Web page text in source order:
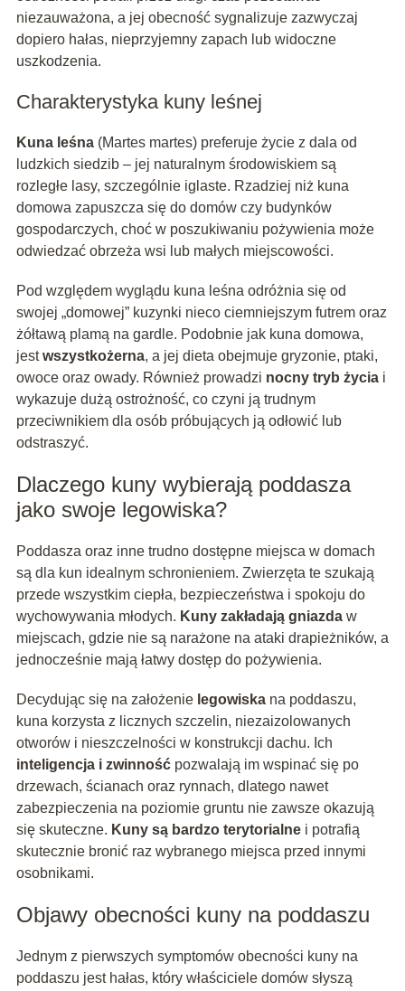
niezauważona, a jej obecność sygnalizuje zazwyczaj
dopiero hałas, nieprzyjemny zapach lub widoczne
uszkodzenia.
Charakterystyka kuny leśnej
Kuna leśna(Martes martes) preferuje życie z dala od
ludzkich siedzib – jej naturalnym środowiskiem są
rozległe lasy, szczególnie iglaste. Rzadziej niż kuna
domowa zapuszcza się do domów czy budynków
gospodarczych, choć w poszukiwaniu pożywienia może
odwiedzać obrzeża wsi lub małych miejscowości.
Pod względem wyglądu kuna leśna odróżnia się od
swojej „domowej” kuzynki nieco ciemniejszym futrem oraz
żółtawą plamą na gardle. Podobnie jak kuna domowa,
jestwszystkożerna, a jej dieta obejmuje gryzonie, ptaki,
owoce oraz owady. Również prowadzi nocny tryb życiai
wykazuje dużą ostrożność, co czyni ją trudnym
przeciwnikiem dla osób próbujących ją odłowić lub
odstraszyć.
Dlaczego kuny wybierają poddasza
jako swoje legowiska?
Poddasza oraz inne trudno dostępne miejsca w domach
są dla kun idealnym schronieniem. Zwierzęta te szukają
przede wszystkim ciepła, bezpieczeństwa i spokoju do
wychowywania młodych. Kuny zakładają gniazdaw
miejscach, gdzie nie są narażone na ataki drapieżników, a
jednocześnie mają łatwy dostęp do pożywienia.
Decydując się na założenie legowiskana poddaszu,
kuna korzysta z licznych szczelin, niezaizolowanych
otworów i nieszczelności w konstrukcji dachu. Ich
inteligencja i zwinnośćpozwalają im wspinać się po
drzewach, ścianach oraz rynnach, dlatego nawet
zabezpieczenia na poziomie gruntu nie zawsze okazują
się skuteczne. Kuny są bardzo terytorialnei potrafią
skutecznie bronić raz wybranego miejsca przed innymi
osobnikami.
Objawy obecności kuny na poddaszu
Jednym z pierwszych symptomów obecności kuny na
poddaszu jest hałas, który właściciele domów słyszą